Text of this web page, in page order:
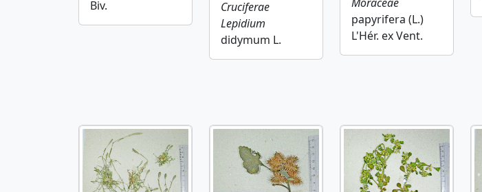
Biv.
Cruciferae
Lepidium
didymum L.
papyrifera (L.)
L'Hér. ex Vent.